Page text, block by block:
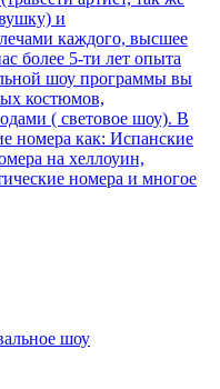
и
каждого, высшее
более 5-ти лет опыта
шоу программы вы
костюмов,
( световое шоу). В
номера как: Испанские
на хеллоуин,
номера и многое